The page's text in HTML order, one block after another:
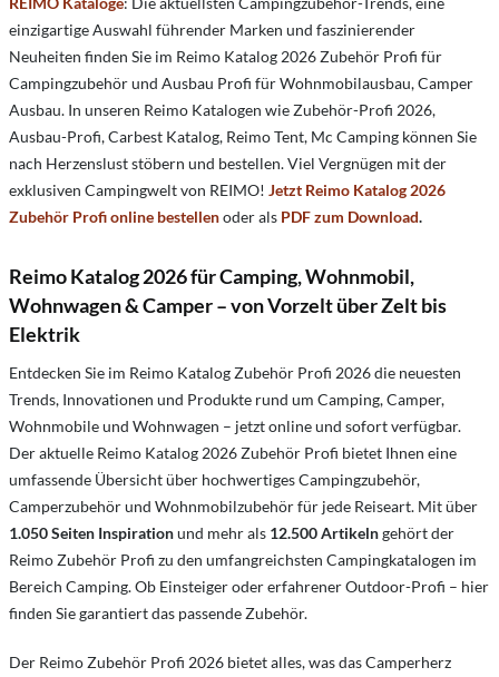
einzigartige Auswahl führender Marken und faszinierender
Neuheiten finden Sie im Reimo Katalog 2026 Zubehör Profi für
Campingzubehör und Ausbau Profi für Wohnmobilausbau, Camper
Ausbau. In unseren Reimo Katalogen wie Zubehör-Profi 2026,
Ausbau-Profi, Carbest Katalog, Reimo Tent, Mc Camping können Sie
nach Herzenslust stöbern und bestellen. Viel Vergnügen mit der
exklusiven Campingwelt von REIMO! Jetzt Reimo Katalog 2026
Zubehör Profi online bestellenoder als PDF zum Download.
Reimo Katalog 2026 für Camping, Wohnmobil,
Wohnwagen & Camper – von Vorzelt über Zelt bis
Elektrik
Entdecken Sie im Reimo Katalog Zubehör Profi 2026 die neuesten
Trends, Innovationen und Produkte rund um Camping, Camper,
Wohnmobile und Wohnwagen – jetzt online und sofort verfügbar.
Der aktuelle Reimo Katalog 2026 Zubehör Profi bietet Ihnen eine
umfassende Übersicht über hochwertiges Campingzubehör,
Camperzubehör und Wohnmobilzubehör für jede Reiseart. Mit über
1.050 Seiten Inspirationund mehr als 12.500 Artikelngehört der
Reimo Zubehör Profi zu den umfangreichsten Campingkatalogen im
Bereich Camping. Ob Einsteiger oder erfahrener Outdoor-Profi – hier
finden Sie garantiert das passende Zubehör.
Der Reimo Zubehör Profi 2026 bietet alles, was das Camperherz